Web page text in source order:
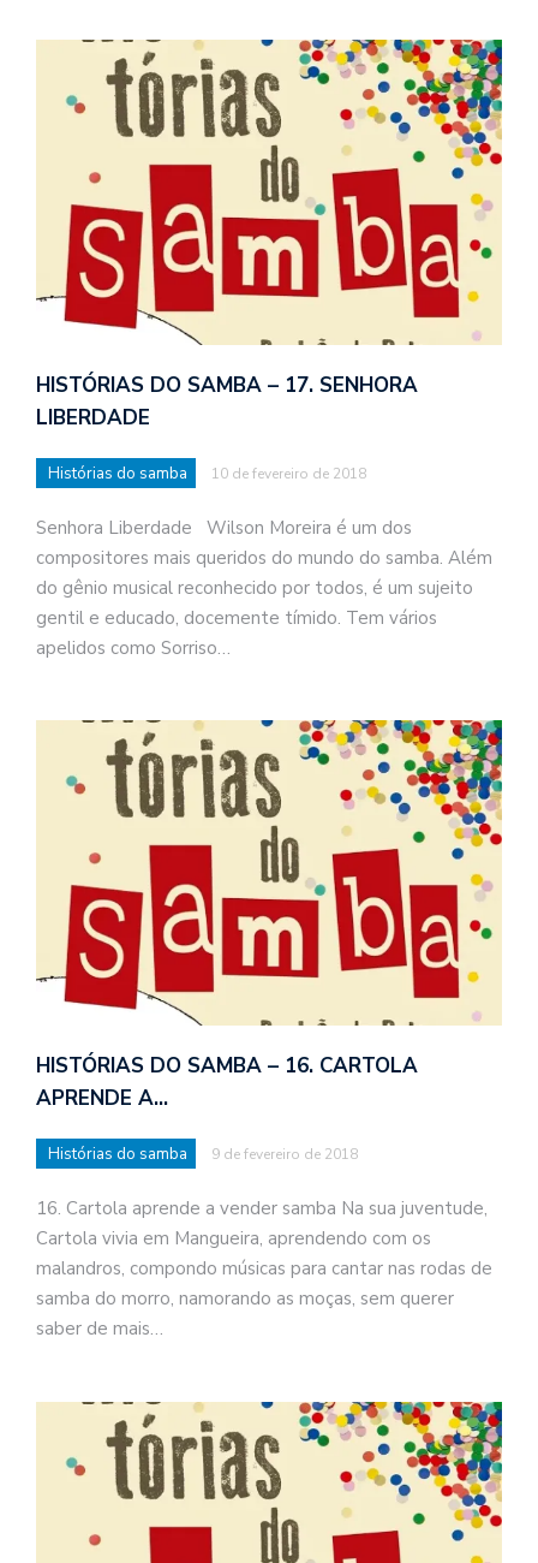
HISTÓRIAS DO SAMBA – 17. SENHORA
LIBERDADE
Histórias do samba 10 de fevereiro de 2018
Senhora Liberdade Wilson Moreira é um dos
compositores mais queridos do mundo do samba. Além
do gênio musical reconhecido por todos, é um sujeito
gentil e educado, docemente tímido. Tem vários
apelidos como Sorriso…
HISTÓRIAS DO SAMBA – 16. CARTOLA
APRENDE A…
Histórias do samba 9 de fevereiro de 2018
16. Cartola aprende a vender samba Na sua juventude,
Cartola vivia em Mangueira, aprendendo com os
malandros, compondo músicas para cantar nas rodas de
samba do morro, namorando as moças, sem querer
saber de mais…